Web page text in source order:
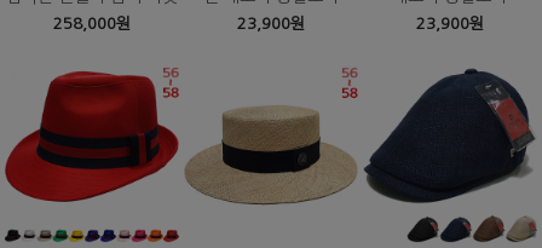
258,000원 23,900원 23,900원